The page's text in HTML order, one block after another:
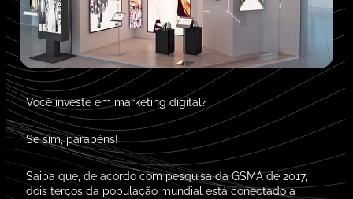
Você investe em marketing digital?
Se sim, parabéns!
Saiba que, de acordo com pesquisa da GSMA de 2017,
dois terçosda população mundial está conectado a